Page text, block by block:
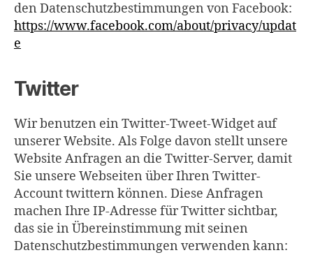
den Datenschutzbestimmungen von Facebook:
https://www.facebook.com/about/privacy/updat
e
Twitter
Wir benutzen ein Twitter-Tweet-Widget auf
unserer Website. Als Folge davon stellt unsere
Website Anfragen an die Twitter-Server, damit
Sie unsere Webseiten über Ihren Twitter-
Account twittern können. Diese Anfragen
machen Ihre IP-Adresse für Twitter sichtbar,
das sie in Übereinstimmung mit seinen
Datenschutzbestimmungen verwenden kann: